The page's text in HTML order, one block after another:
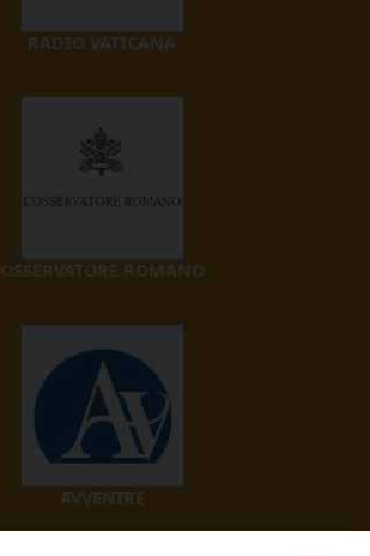
RADIO VATICANA
OSSERVATORE ROMANO
AVVENIRE